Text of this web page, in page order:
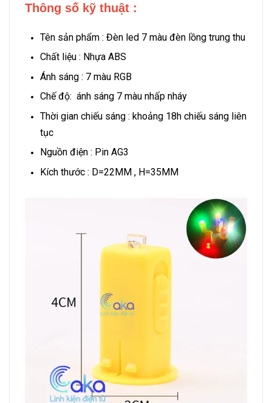
Thông số kỹ thuật :
Tên sản phẩm : Đèn led 7 màu đèn lồng trung thu
Chất liệu : Nhựa ABS
Ánh sáng : 7 màu RGB
Chế độ: ánh sáng 7 màu nhấp nháy
Thời gian chiếu sáng : khoảng 18h chiếu sáng liên
tục
Nguồn điện : Pin AG3
Kích thước : D=22MM , H=35MM